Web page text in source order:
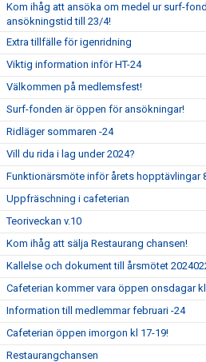
Kom ihåg att ansöka om medel ur surf-
ansökningstid till 23/4!
Extra tillfälle för igenridning
Viktig information inför HT-24
Välkommen på medlemsfest!
Surf-fonden är öppen för ansökningar!
Ridläger sommaren -24
Vill du rida i lag under 2024?
Funktionärsmöte inför årets hopptävlingar
Uppfräschning i cafeterian
Teoriveckan v.10
Kom ihåg att sälja Restaurang chansen!
Kallelse och dokument till årsmötet
Cafeterian kommer vara öppen onsdagar
Information till medlemmar februari -24
Cafeterian öppen imorgon kl 17-19!
Restaurangchansen